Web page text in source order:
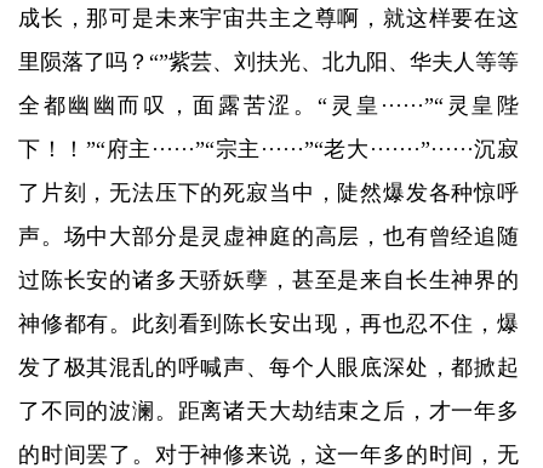
成长，那可是未来宇宙共主之尊啊，就这样要在这
里陨落了吗？“”紫芸、刘扶光、北九阳、华夫人等等
全都幽幽而叹，面露苦涩。“灵皇······”“灵皇陛
下！！”“府主······”“宗主······”“老大·······”······沉寂
了片刻，无法压下的死寂当中，陡然爆发各种惊呼
声。场中大部分是灵虚神庭的高层，也有曾经追随
过陈长安的诸多天骄妖孽，甚至是来自长生神界的
神修都有。此刻看到陈长安出现，再也忍不住，爆
发了极其混乱的呼喊声、每个人眼底深处，都掀起
了不同的波澜。距离诸天大劫结束之后，才一年多
的时间罢了。对于神修来说，这一年多的时间，无